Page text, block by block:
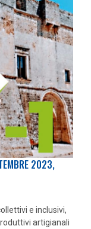
2023,
e inclusivi,
artigianali